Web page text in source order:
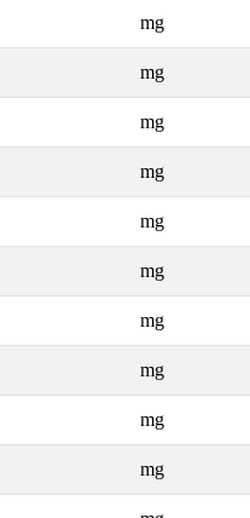
mg
mg
mg
mg
mg
mg
mg
mg
mg
mg